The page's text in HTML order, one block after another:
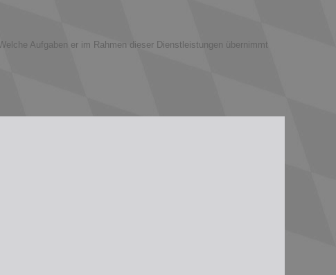
Aufgaben er im Rahmen dieser Dienstleistungen übernimmt